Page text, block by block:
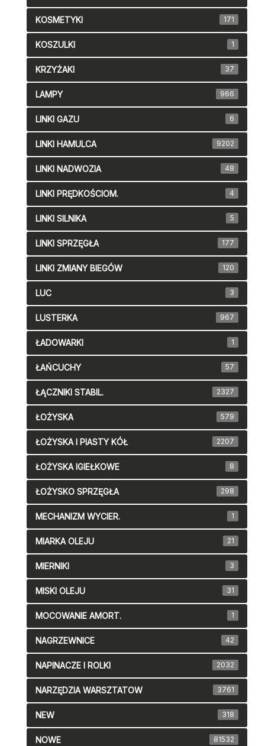
KOSMETYKI 171
KOSZULKI 1
KRZYŻAKI 37
LAMPY 966
LINKI GAZU 6
LINKI HAMULCA 9202
LINKI NADWOZIA 48
LINKI PRĘDKOŚCIOM. 4
LINKI SILNIKA 5
LINKI SPRZĘGŁA 177
LINKI ZMIANY BIEGÓW 120
LUC 3
LUSTERKA 967
ŁADOWARKI 1
ŁAŃCUCHY 57
ŁĄCZNIKI STABIL. 2327
ŁOŻYSKA 579
ŁOŻYSKA I PIASTY KÓŁ 2207
ŁOŻYSKA IGIEŁKOWE 8
ŁOŻYSKO SPRZĘGŁA 298
MECHANIZM WYCIER. 1
MIARKA OLEJU 21
MIERNIKI 3
MISKI OLEJU 31
MOCOWANIE AMORT. 1
NAGRZEWNICE 42
NAPINACZE I ROLKI 2032
NARZĘDZIA WARSZTATOW 3761
NEW 318
NOWE 81532